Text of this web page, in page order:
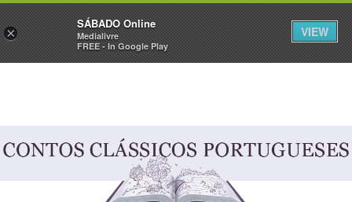
Sábado Assine Iniciar Sessão
×
SÁBADO Online
Medialivre
FREE - In Google Play
VIEW